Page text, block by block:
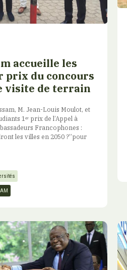
accueille les
prix du concours
visite de terrain
M. Jean-Louis Moulot, et
1ᵉʳ prix de l’Appel à
Francophones :
les villes en 2050 ?”pour